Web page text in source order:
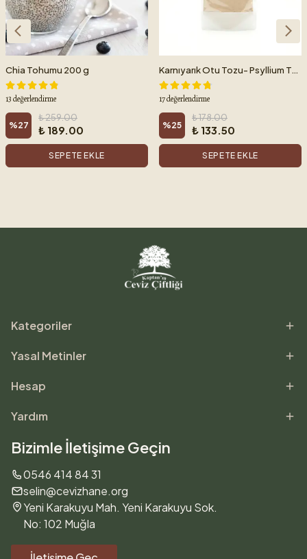
Chia Tohumu 200 g
13 değerlendirme
%27
₺ 259.00
₺ 189.00
SEPETE EKLE
Karnıyarık Otu Tozu- Psyllium Tozu (100 G)
17 değerlendirme
%25
₺ 178.00
₺ 133.50
SEPETE EKLE
Kategoriler
Yasal Metinler
Hesap
Yardım
Bizimle İletişime Geçin
0546 414 84 31
selin@cevizhane.org
Yeni Karakuyu Mah. Yeni Karakuyu Sok.
No: 102 Muğla